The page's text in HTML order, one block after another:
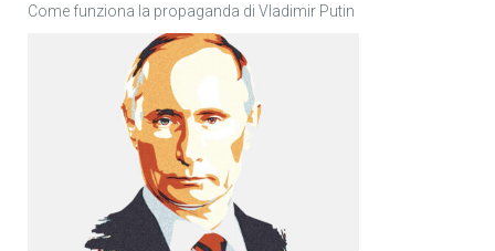
Come funziona la propaganda di Vladimir Putin